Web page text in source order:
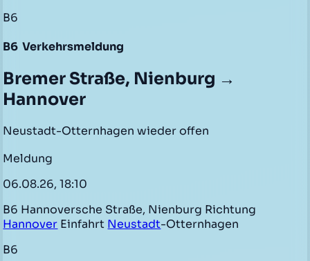
B6
B6 Verkehrsmeldung
Bremer Straße, Nienburg →
Hannover
Neustadt-Otternhagen wieder offen
Meldung
06.08.26, 18:10
B6 Hannoversche Straße, Nienburg Richtung
Hannover Einfahrt Neustadt-Otternhagen
B6